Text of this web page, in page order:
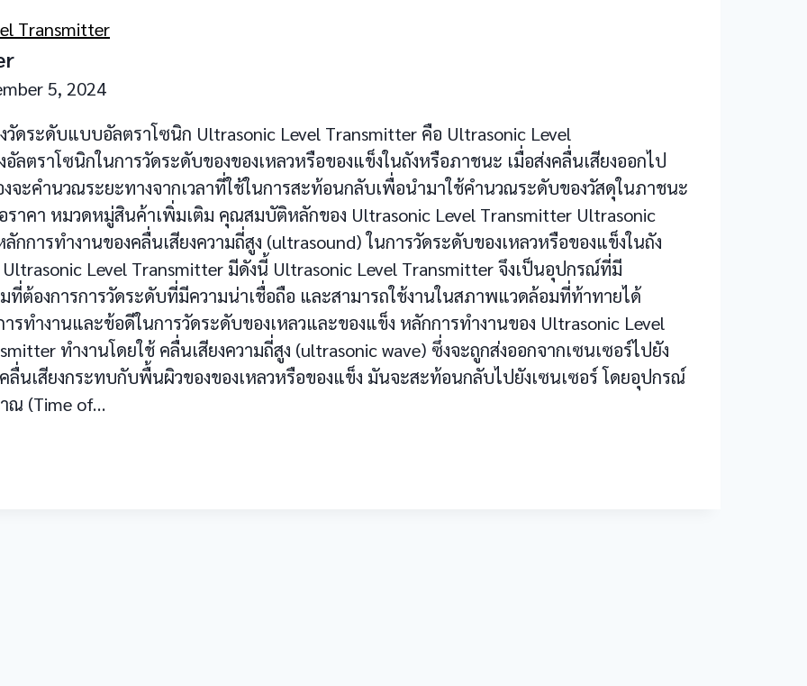
Transmitter
5, 2024
วัดระดับแบบอัลตราโซนิก Ultrasonic Level Transmitter คือ Ultrasonic Level
ตราโซนิกในการวัดระดับของของเหลวหรือของแข็งในถังหรือภาชนะ เมื่อส่งคลื่นเสียงออกไป
จะคำนวณระยะทางจากเวลาที่ใช้ในการสะท้อนกลับเพื่อนำมาใช้คำนวณระดับของวัสดุในภาชนะ
าคา หมวดหมู่สินค้าเพิ่มเติม คุณสมบัติหลักของ Ultrasonic Level Transmitter Ultrasonic
การทำงานของคลื่นเสียงความถี่สูง (ultrasound) ในการวัดระดับของเหลวหรือของแข็งในถัง
Level Transmitter มีดังนี้ Ultrasonic Level Transmitter จึงเป็นอุปกรณ์ที่มี
ที่ต้องการการวัดระดับที่มีความน่าเชื่อถือ และสามารถใช้งานในสภาพแวดล้อมที่ท้าทายได้
รทำงานและข้อดีในการวัดระดับของเหลวและของแข็ง หลักการทำงานของ Ultrasonic Level
ทำงานโดยใช้ คลื่นเสียงความถี่สูง (ultrasonic wave) ซึ่งจะถูกส่งออกจากเซนเซอร์ไปยัง
ลื่นเสียงกระทบกับพื้นผิวของของเหลวหรือของแข็ง มันจะสะท้อนกลับไปยังเซนเซอร์ โดยอุปกรณ์
ณ (Time of…